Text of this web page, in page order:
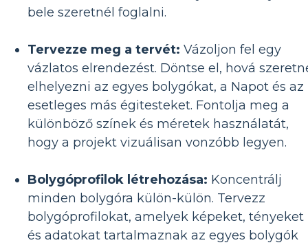
bele szeretnél foglalni.
Tervezze meg a tervét: Vázoljon fel egy
vázlatos elrendezést. Döntse el, hová
elhelyezni az egyes bolygókat, a Napot és az
esetleges más égitesteket. Fontolja meg a
különböző színek és méretek használatát,
hogy a projekt vizuálisan vonzóbb legyen.
Bolygóprofilok létrehozása: Koncentrálj
minden bolygóra külön-külön. Tervezz
bolygóprofilokat, amelyek képeket, tényeket
és adatokat tartalmaznak az egyes bolygók